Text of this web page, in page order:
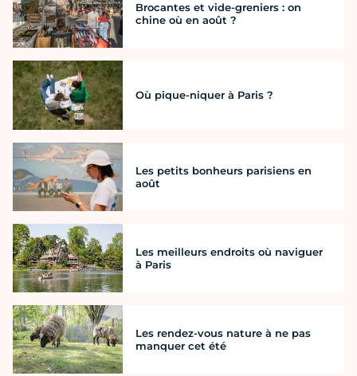
Brocantes et vide-greniers : on
chine où en août ?
Où pique-niquer à Paris ?
Les petits bonheurs parisiens en
août
Les meilleurs endroits où naviguer
à Paris
Les rendez-vous nature à ne pas
manquer cet été